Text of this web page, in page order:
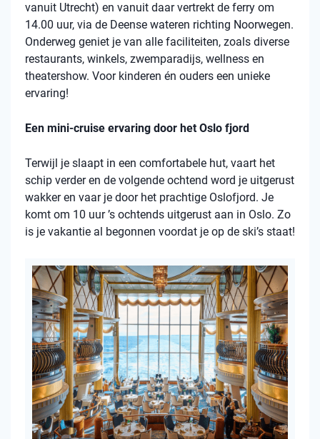
vanuit Utrecht) en vanuit daar vertrekt de ferry om
14.00 uur, via de Deense wateren richting Noorwegen.
Onderweg geniet je van alle faciliteiten, zoals diverse
restaurants, winkels, zwemparadijs, wellness en
theatershow. Voor kinderen én ouders een unieke
ervaring!
Een mini-cruise ervaring door het Oslo fjord
Terwijl je slaapt in een comfortabele hut, vaart het
schip verder en de volgende ochtend word je uitgerust
wakker en vaar je door het prachtige Oslofjord. Je
komt om 10 uur ’s ochtends uitgerust aan in Oslo. Zo
is je vakantie al begonnen voordat je op de ski’s staat!